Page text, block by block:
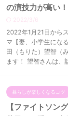
の演技力が高い
2022/3/6
2022年1月21日から
マ【妻、小学生にな
田（もりた）望智（
ます！ 望智さんは、
暮らしが楽しくなるコツ
【ファイトソン